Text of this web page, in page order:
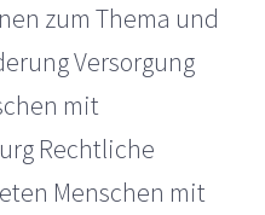
zum Thema und
Versorgung
mit
Rechtliche
Menschen mit